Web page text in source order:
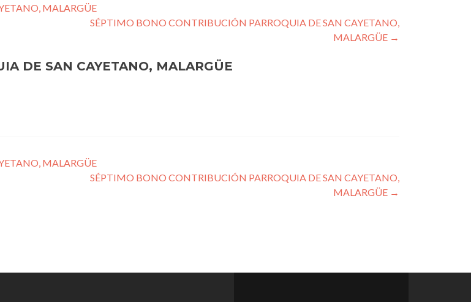
MALARGÜE
SÉPTIMO BONO CONTRIBUCIÓN PARROQUIA DE SAN CAYETANO,
MALARGÜE →
DE SAN CAYETANO, MALARGÜE
MALARGÜE
SÉPTIMO BONO CONTRIBUCIÓN PARROQUIA DE SAN CAYETANO,
MALARGÜE →